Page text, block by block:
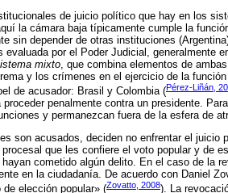
de juicio político que hay en los
la cámara baja típicamente cumple la
sin depender de otras instituciones
por el Poder Judicial, generalmente
mixto , que combina elementos de
y los crímenes en el ejercicio de la
de acusador: Brasil y Colombia (Pérez-Liñán,
penalmente contra un presidente.
y permanezcan fuera de la esfera de
son acusados, deciden no enfrentar el juicio
que les confiere el voto popular y de
cometido algún delito. En el caso de la
en la ciudadanía. De acuerdo con Daniel
elección popular» (Zovatto, 2008). La